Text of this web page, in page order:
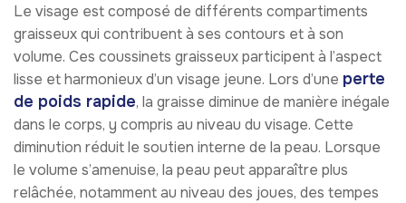
Le visage est composé de différents compartiments
graisseux qui contribuent à ses contours et à son
volume. Ces coussinets graisseux participent à l’aspect
lisse et harmonieux d’un visage jeune. Lors d’une perte
de poids rapide, la graisse diminue de manière inégale
dans le corps, y compris au niveau du visage. Cette
diminution réduit le soutien interne de la peau. Lorsque
le volume s’amenuise, la peau peut apparaître plus
relâchée, notamment au niveau des joues, des tempes